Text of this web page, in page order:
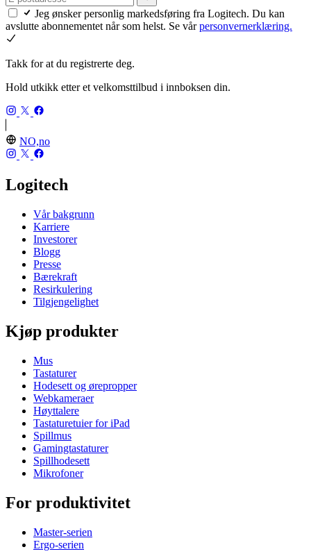
Jeg ønsker personlig markedsføring fra Logitech. Du kan
avslutte abonnementet når som helst. Se vårpersonvernerklæring.
Takk for at du registrerte deg.
Hold utkikk etter et velkomsttilbud i innboksen din.
NO,no
Logitech
Vår bakgrunn
Karriere
Investorer
Blogg
Presse
Bærekraft
Resirkulering
Tilgjengelighet
Kjøp produkter
Mus
Tastaturer
Hodesett og ørepropper
Webkameraer
Høyttalere
Tastaturetuier for iPad
Spillmus
Gamingtastaturer
Spillhodesett
Mikrofoner
For produktivitet
Master-serien
Ergo-serien